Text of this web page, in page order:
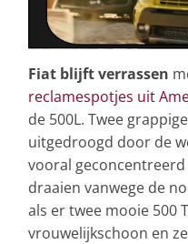
Fiat blijft verrassen
reclamespotjes uit
de 500L. Twee
uitgedroogd door de
vooral
draaien vanwege de
als er twee mooie 500
vrouwelijkschoon en